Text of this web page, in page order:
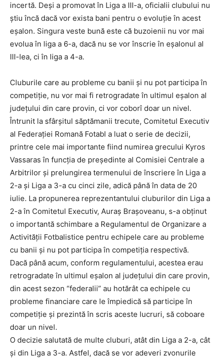
incertă. Deși a promovat în Liga a III-a, oficialii clubului nu
știu încă dacă vor exista bani pentru o evoluție în acest
eșalon. Singura veste bună este că buzoienii nu vor mai
evolua în liga a 6-a, dacă nu se vor înscrie în eșalonul al
III-lea, ci în liga a 4-a.
Cluburile care au probleme cu banii şi nu pot participa în
competiţie, nu vor mai fi retrogradate în ultimul eşalon al
judeţului din care provin, ci vor coborî doar un nivel.
Întrunit la sfârșitul săptămanii trecute, Comitetul Executiv
al Federației Romană Fotabl a luat o serie de decizii,
printre cele mai importante fiind numirea grecului Kyros
Vassaras în funcţia de preşedinte al Comisiei Centrale a
Arbitrilor şi prelungirea termenului de înscriere în Liga a
2-a şi Liga a 3-a cu cinci zile, adică până în data de 20
iulie. La propunerea reprezentantului cluburilor din Liga a
2-a în Comitetul Executiv, Auraş Braşoveanu, s-a obţinut
o importantă schimbare a Regulamentul de Organizare a
Activităţii Fotbalistice pentru echipele care au probleme
cu banii şi nu pot participa în competiţia respectivă.
Dacă până acum, conform regulamentului, acestea erau
retrogradate în ultimul eşalon al judeţului din care provin,
din acest sezon “federalii” au hotărât ca echipele cu
probleme financiare care le împiedică să participe în
competiţie şi prezintă în scris aceste lucruri, să coboare
doar un nivel.
O decizie salutată de multe cluburi, atât din Liga a 2-a, cât
şi din Liga a 3-a. Astfel, dacă se vor adeveri zvonurile